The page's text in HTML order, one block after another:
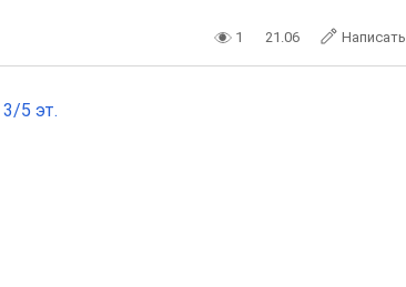
1 21.06 Написать
5 эт.